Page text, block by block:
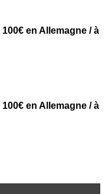
en Allemagne / à
en Allemagne / à